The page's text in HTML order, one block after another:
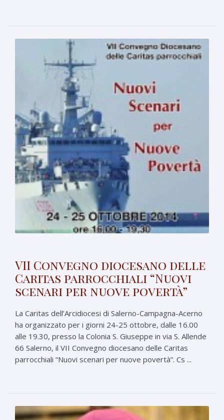
VII Convegno diocesano delle
Caritas parrocchiali “Nuovi
scenari per nuove povertà”
La Caritas dell’Arcidiocesi di Salerno-Campagna-Acerno
ha organizzato per i giorni 24-25 ottobre, dalle 16.00
alle 19.30, presso la Colonia S. Giuseppe in via S. Allende
66 Salerno, il VII Convegno diocesano delle Caritas
parrocchiali “Nuovi scenari per nuove povertà”. Cs ...